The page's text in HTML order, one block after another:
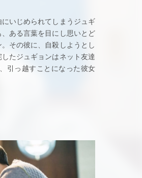
いじめられてしまうジュギ
ある言葉を目にし思いとど
その彼に、自殺しようとし
たジュギョンはネット友達
引っ越すことになった彼女